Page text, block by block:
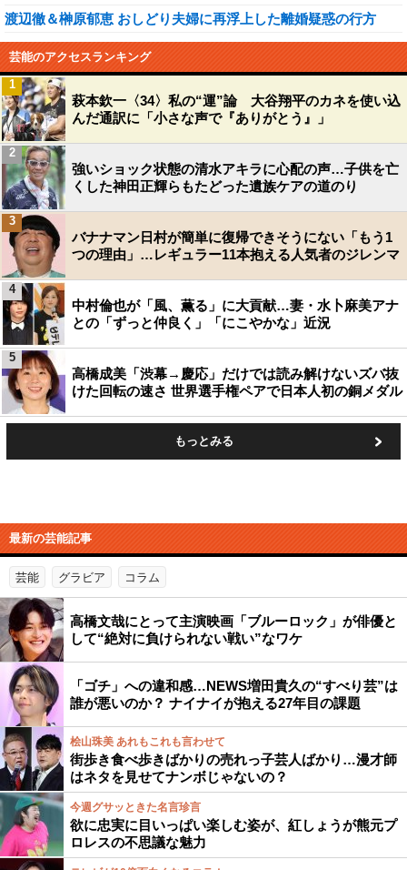
渡辺徹＆榊原郁恵 おしどり夫婦に再浮上した離婚疑惑の行方
芸能のアクセスランキング
萩本欽一〈34〉私の“運”論 大谷翔平のカネを使い込
んだ通訳に「小さな声で『ありがとう』」
1
強いショック状態の清水アキラに心配の声…子供を亡
くした神田正輝らもたどった遺族ケアの道のり
2
バナナマン日村が簡単に復帰できそうにない「もう1
つの理由」…レギュラー11本抱える人気者のジレンマ
3
中村倫也が「風、薫る」に大貢献…妻・水卜麻美アナ
との「ずっと仲良く」「にこやかな」近況
4
高橋成美「渋幕→慶応」だけでは読み解けないズバ抜
けた回転の速さ 世界選手権ペアで日本人初の銅メダル
5
もっとみる
最新の芸能記事
芸能 グラビア コラム
高橋文哉にとって主演映画「ブルーロック」が俳優と
して“絶対に負けられない戦い”なワケ
「ゴチ」への違和感…NEWS増田貴久の“すべり芸”は
誰が悪いのか？ ナイナイが抱える27年目の課題
桧山珠美 あれもこれも言わせて
街歩き食べ歩きばかりの売れっ子芸人ばかり…漫才師
はネタを見せてナンボじゃないの？
今週グサッときた名言珍言
欲に忠実に目いっぱい楽しむ姿が、紅しょうが熊元プ
ロレスの不思議な魅力